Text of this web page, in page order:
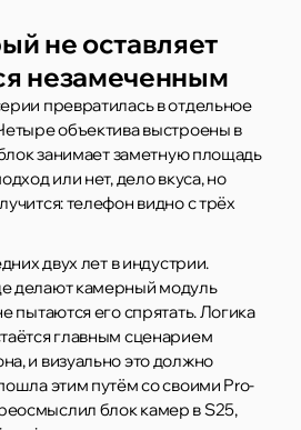
не оставляет
незамеченным
превратилась в отдельное
объектива выстроены в
занимает заметную площадь
или нет, дело вкуса, но
телефон видно с трёх
двух лет в индустрии.
делают камерный модуль
пытаются его спрятать. Логика
главным сценарием
и визуально это должно
этим путём со своими Pro-
блок камер в S25,